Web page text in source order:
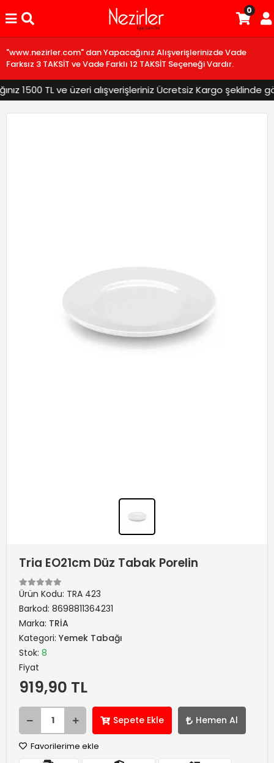
"www.nezirler.com" dan Yapacağınız Alışverişlerinizde Vade
Farksız 3 TAKSİT ve Vade Farklı 12 TAKSİT Seçeneği Vardır.
1500 TL ve üzeri alışverişleriniz Ücretsiz Kargo şeklinde
0
Tria EO21cm Düz Tabak Porelin
Ürün Kodu: TRA 423
Barkod: 8698811364231
Marka: TRİA
Kategori: Yemek Tabağı
Stok: 8
Fiyat
919,90 TL
Sepete Ekle Hemen Al
Favorilerime ekle